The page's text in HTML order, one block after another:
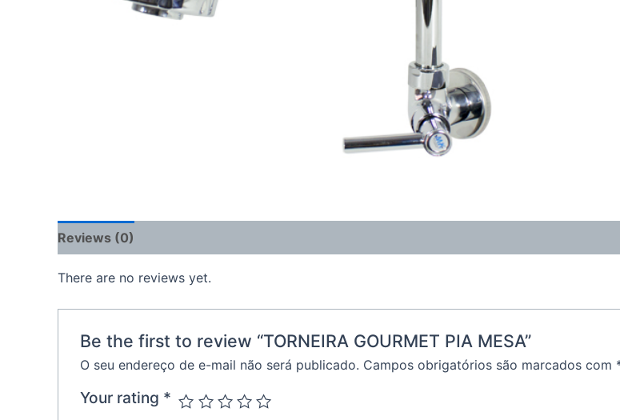
Reviews (0)
There are no reviews yet.
Be the first to review “TORNEIRA GOURMET PIA MESA”
O seu endereço de e-mail não será publicado. Campos obrigatórios são marcados com
Your rating *